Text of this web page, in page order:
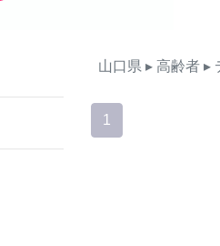
山口県 ▸ 高齢者 ▸
1